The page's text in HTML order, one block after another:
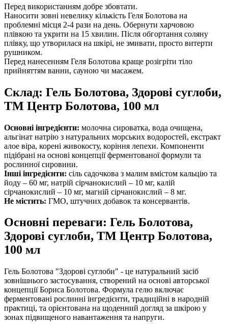
Перед використанням добре збовтати.
Наносити зовні невелику кількість Геля Болотова на
проблемні місця 2-4 рази на день. Обернути харчовою
плівкою та укрити на 15 хвилин. Після обгортання соляну
плівку, що утворилася на шкірі, не змивати, просто витерти
рушником.
Перед нанесенням Геля Болотова краще розігріти тіло
прийняттям ванни, сауною чи масажем.
Склад: Гель Болотова, Здорові суглоби,
ТМ Центр Болотова, 100 мл
Основні інгредієнти: молочна сироватка, вода очищена,
альгінат натрію з натуральних морських водоростей, екстракт
алое віра, корені живокосту, коріння лепехи. Компоненти
підібрані на основі концепції ферментованої формули та
рослинної сировини.
Інші інгредієнти: сіль садочкова з малим вмістом кальцію та
йоду – 60 мг, натрій сірчанокислий – 10 мг, калій
сірчанокислий – 10 мг, магній сірчанокислий – 8 мг.
Не містить: ГМО, штучних добавок та консервантів.
Основні переваги: Гель Болотова,
Здорові суглоби, ТМ Центр Болотова,
100 мл
Гель Болотова "Здорові суглоби" - це натуральний засіб
зовнішнього застосування, створений на основі авторської
концепції Бориса Болотова. Формула гелю включає
ферментовані рослинні інгредієнти, традиційні в народній
практиці, та орієнтована на щоденний догляд за шкірою у
зонах підвищеного навантаження та напруги.